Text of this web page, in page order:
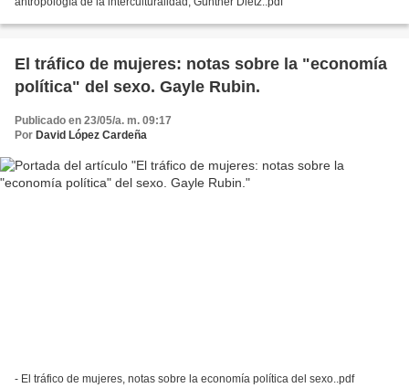
El tráfico de mujeres: notas sobre la "economía
política" del sexo. Gayle Rubin.
Publicado en 23/05/a. m. 09:17
Por David López Cardeña
- El tráfico de mujeres, notas sobre la economía política del sexo..pdf